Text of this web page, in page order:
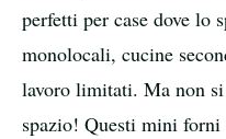
perfetti per case dove lo
monolocali, cucine
lavoro limitati. Ma non
spazio! Questi mini